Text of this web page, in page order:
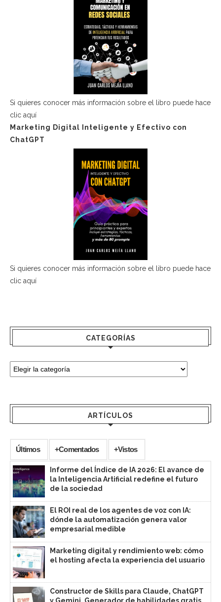
Si quieres conocer más información sobre el libro puede hace
clic aquí
Marketing Digital Inteligente y Efectivo con
ChatGPT
Si quieres conocer más información sobre el libro puede hace
clic aquí
CATEGORÍAS
ARTÍCULOS
Últimos +Comentados +Vistos
Informe del Índice de IA 2026: El avance de
la Inteligencia Artificial redefine el futuro
de la sociedad
El ROI real de los agentes de voz con IA:
dónde la automatización genera valor
empresarial medible
Marketing digital y rendimiento web: cómo
el hosting afecta la experiencia del usuario
Constructor de Skills para Claude, ChatGPT